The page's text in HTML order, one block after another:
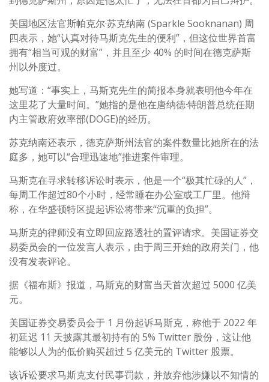
美国地区法官斯帕克尔·苏克纳南 (Sparkle Sooknanan) 周
四表示，她“认真对待马斯克先生的便利”，但这位世界首富
拥有“相当可观的财富”，并且至少 40% 的时间在德克萨斯
州以外度过。
她写道：“事实上，马斯克先生的简报本身就表明他今年在
这里花了大量时间。”她指的是他在唐纳德·特朗普总统任期
内主管政府效率部(DOGE)的经历。
苏克纳南还表示，德克萨斯州法官的案件数量比她所在的法
庭多，她可以“合理迅速地”推进案件审理。
马斯克在寻求转移诉讼时表示，他是一个“极其忙碌的人”，
每周工作超过80个小时，经常睡在办公室或工厂里。他辩
称，在华盛顿特区提起诉讼将带来“沉重的负担”。
马斯克的律师没有立即回应路透社的置评请求。美国证券交
易委员会的一位发言人表示，由于周三开始的政府关门，他
没有发表评论。
据《福布斯》报道，马斯克的财富当天首次超过 5000 亿美
元。
美国证券交易委员会于 1 月份起诉马斯克，称他于 2022 年
初延迟 11 天披露其最初持有的 5% Twitter 股份，这让他
能够以人为的低价购买超过 5 亿美元的 Twitter 股票。
该诉讼要求马斯克支付民事罚款，并放弃他涉嫌以不知情的